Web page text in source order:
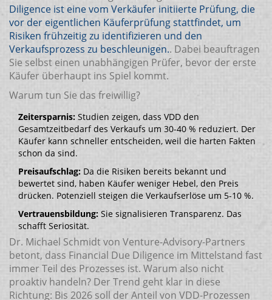
Diligence isteine vom Verkäufer initiierte Prüfung, die
vor der eigentlichen Käuferprüfung stattfindet, um
Risiken frühzeitig zu identifizieren und den
Verkaufsprozess zu beschleunigen.. Dabei beauftragen
Sie selbst einen unabhängigen Prüfer, bevor der erste
Käufer überhaupt ins Spiel kommt.
Warum tun Sie das freiwillig?
Zeitersparnis: Studien zeigen, dass VDD den
Gesamtzeitbedarf des Verkaufs um 30-40 % reduziert. Der
Käufer kann schneller entscheiden, weil die harten Fakten
schon da sind.
Preisaufschlag: Da die Risiken bereits bekannt und
bewertet sind, haben Käufer weniger Hebel, den Preis
drücken. Potenziell steigen die Verkaufserlöse um 5-10 %.
Vertrauensbildung: Sie signalisieren Transparenz. Das
schafft Seriosität.
Dr. Michael Schmidt von Venture-Advisory-Partners
betont, dass Financial Due Diligence im Mittelstand fast
immer Teil des Prozesses ist. Warum also nicht
proaktiv handeln? Der Trend geht klar in diese
Richtung: Bis 2026 soll der Anteil von VDD-Prozessen